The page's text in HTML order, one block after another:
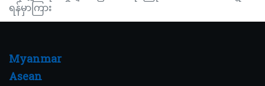
ရန်မှာကြား
Myanmar
Asean